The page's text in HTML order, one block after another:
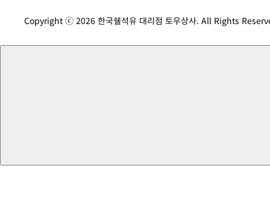
Copyright ⓒ 2026 한국쉘석유 대리점 토우상사. All Rights